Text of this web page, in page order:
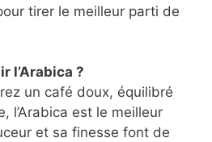
tirer le meilleur parti de
l’Arabica ?
un café doux, équilibré
l’Arabica est le meilleur
et sa finesse font de